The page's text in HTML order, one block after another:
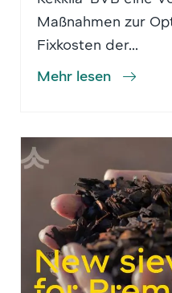
Maßnahmen zur
Fixkosten der...
Mehr lesen